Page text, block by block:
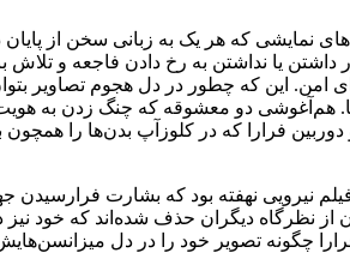
صفحه‌های نمایشی که هر یک به زبانی سخن از
یا نداشتن به رخ دادن فاجعه و تلاش
این که چطور در دل هجوم تصاویر
هم‌آغوشی دو معشوقه که چنگ زدن به
فرارا که در کلوزآپ بدن‌ها را همچون
«توماسو» (2019). در دل قدم زدن‌های ویلم دفو در آن فیلم نیرویی نهفته بود
از نظرگاه دیگران حذف شده‌اند که خود
چگونه تصویر خود را در دل